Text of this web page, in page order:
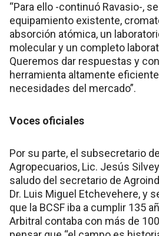
“Para ello -continuó Ravasio-,
equipamiento existente,
absorción atómica, un
molecular y un completo
Queremos dar respuestas y
herramienta altamente
necesidades del mercado”.
Voces oficiales
Por su parte, el subsecretario
Agropecuarios, Lic. Jesús
saludo del secretario de
Dr. Luis Miguel Etchevehere, y
que la BCSF iba a cumplir 135
Arbitral contaba con más de